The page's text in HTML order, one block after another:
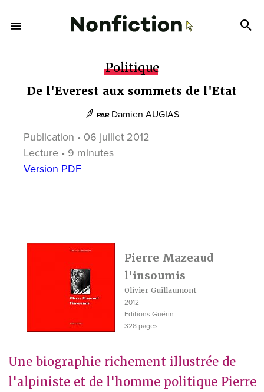
Politique
De l'Everest aux sommets de l'Etat
PAR Damien AUGIAS
Publication • 06 juillet 2012
Lecture • 9 minutes
Version PDF
Pierre Mazeaud
l'insoumis
Olivier Guillaumont
2012
Editions Guérin
328 pages
Une biographie richement illustrée de
l'alpiniste et de l'homme politique Pierre